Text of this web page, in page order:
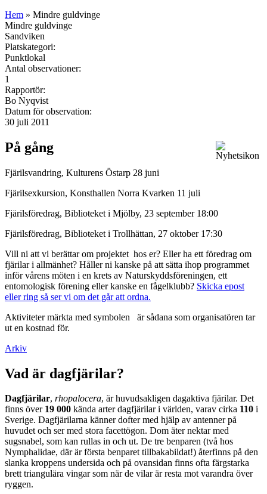
Hem » Mindre guldvinge
Mindre guldvinge
Sandviken
Platskategori:
Punktlokal
Antal observationer:
1
Rapportör:
Bo Nyqvist
Datum för observation:
30 juli 2011
På gång
Fjärilsvandring, Kulturens Östarp 28 juni
Fjärilsexkursion, Konsthallen Norra Kvarken 11 juli
Fjärilsföredrag, Biblioteket i Mjölby, 23 september 18:00
Fjärilsföredrag, Biblioteket i Trollhättan, 27 oktober 17:30
Vill ni att vi berättar om projektet hos er? Eller ha ett föredrag om
fjärilar i allmänhet? Håller ni kanske på att sätta ihop programmet
inför vårens möten i en krets av Naturskyddsföreningen, ett
entomologisk förening eller kanske en fågelklubb? Skicka epost
eller ring så ser vi om det går att ordna.
Aktiviteter märkta med symbolen
är sådana som organisatören tar
ut en kostnad för.
Arkiv
Vad är dagfjärilar?
Dagfjärilar, rhopalocera, är huvudsakligen dagaktiva fjärilar. Det
finns över 19 000 kända arter dagfjärilar i världen, varav cirka 110 i
Sverige. Dagfjärilarna känner dofter med hjälp av antenner på
huvudet och ser med stora facettögon. Dom äter nektar med
sugsnabel, som kan rullas in och ut. De tre benparen (två hos
Nymphalidae, där är första benparet tillbakabildat!) återfinns på den
slanka kroppens undersida och på ovansidan finns ofta färgstarka
brett triangulära vingar som när de vilar är resta mot varandra över
ryggen.